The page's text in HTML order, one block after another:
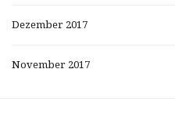
Dezember 2017
November 2017